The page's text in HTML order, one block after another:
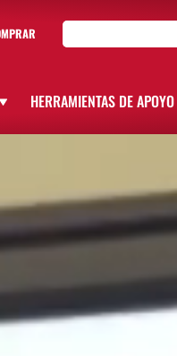
HERRAMIENTAS DE APOYO